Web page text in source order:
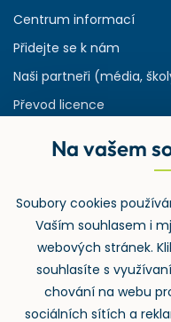
Centrum informací
Přidejte se k nám
Naši partneři (média,
Převod licence
Rejstřík používaných
Zpětný odběr
Na vašem
Soubory cookies
Vaším souhlasem i
webových stránek.
souhlasíte s
chování na webu
sociálních sítích a